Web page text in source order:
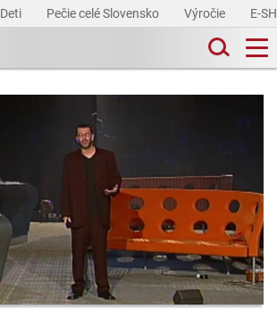
Deti Pečie celé Slovensko Výročie E-